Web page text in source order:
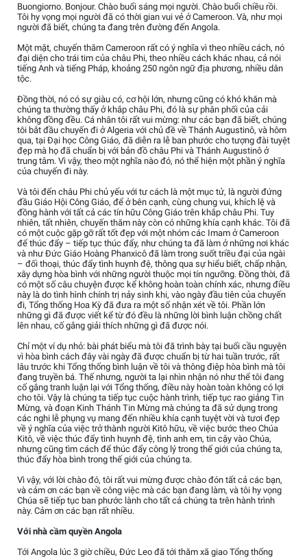
Buongiorno. Bonjour. Chào buổi sáng mọi người. Chào buổi chiều rồi.
Tôi hy vọng mọi người đã có thời gian vui vẻ ở Cameroon. Và, như mọi
người đã biết, chúng ta đang trên đường đến Angola.
Một mặt, chuyến thăm Cameroon rất có ý nghĩa vì theo nhiều cách, nó
đại diện cho trái tim của châu Phi, theo nhiều cách khác nhau, cả nói
tiếng Anh và tiếng Pháp, khoảng 250 ngôn ngữ địa phương, nhiều dân
tộc.
Đồng thời, nó có sự giàu có, cơ hội lớn, nhưng cũng có khó khăn mà
chúng ta thường thấy ở khắp châu Phi, đó là sự phân phối của cải
không đồng đều. Cá nhân tôi rất vui mừng: như các bạn đã biết, chúng
tôi bắt đầu chuyến đi ở Algeria với chủ đề về Thánh Augustinô, và hôm
qua, tại Đại học Công Giáo, đã diễn ra lễ ban phước cho tượng đài tuyệt
đẹp mà họ đã chuẩn bị với bản đồ châu Phi và Thánh Augustinô ở
trung tâm. Vì vậy, theo một nghĩa nào đó, nó thể hiện một phần ý nghĩa
của chuyến đi này.
Và tôi đến châu Phi chủ yếu với tư cách là một mục tử, là người đứng
đầu Giáo Hội Công Giáo, để ở bên cạnh, cùng chung vui, khích lệ và
đồng hành với tất cả các tín hữu Công Giáo trên khắp châu Phi. Tuy
nhiên, tất nhiên, chuyến thăm này còn có những khía cạnh khác. Tôi đã
có một cuộc gặp gỡ rất tốt đẹp với một nhóm các Imam ở Cameroon
để thúc đẩy – tiếp tục thúc đẩy, như chúng ta đã làm ở những nơi khác
và như Đức Giáo Hoàng Phanxicô đã làm trong suốt triều đại của ngài
– đối thoại, thúc đẩy tình huynh đệ, thông qua sự hiểu biết, chấp nhận,
xây dựng hòa bình với những người thuộc mọi tín ngưỡng. Đồng thời, đã
có một số câu chuyện được kể không hoàn toàn chính xác, nhưng điều
này là do tình hình chính trị nảy sinh khi, vào ngày đầu tiên của chuyến
đi, Tổng thống Hoa Kỳ đã đưa ra một số nhận xét về tôi. Phần lớn
những gì đã được viết kể từ đó đều là những lời bình luận chồng chất
lên nhau, cố gắng giải thích những gì đã được nói.
Chỉ một ví dụ nhỏ: bài phát biểu mà tôi đã trình bày tại buổi cầu nguyện
vì hòa bình cách đây vài ngày đã được chuẩn bị từ hai tuần trước, rất
lâu trước khi Tổng thống bình luận về tôi và thông điệp hòa bình mà tôi
đang truyền bá. Thế nhưng, người ta lại nhìn nhận nó như thể tôi đang
cố gắng tranh luận lại với Tổng thống, điều này hoàn toàn không có lợi
cho tôi. Vậy là chúng ta tiếp tục cuộc hành trình, tiếp tục rao giảng Tin
Mừng, và đoạn Kinh Thánh Tin Mừng mà chúng ta đã sử dụng trong
các nghi lễ phụng vụ mang đến nhiều khía cạnh tuyệt vời và tươi đẹp
về ý nghĩa của việc trở thành người Kitô hữu, về việc bước theo Chúa
Kitô, về việc thúc đẩy tình huynh đệ, tình anh em, tin cậy vào Chúa,
nhưng cũng tìm cách để thúc đẩy công lý trong thế giới của chúng ta,
thúc đẩy hòa bình trong thế giới của chúng ta.
Vì vậy, với lời chào đó, tôi rất vui mừng được chào đón tất cả các bạn,
và cảm ơn các bạn về công việc mà các bạn đang làm, và tôi hy vọng
Chúa sẽ tiếp tục ban phước lành cho tất cả chúng ta trên hành trình
này. Cảm ơn các bạn rất nhiều.
Với nhà cầm quyền Angola
Tới Angola lúc 3 giờ chiều, Đức Leo đã tới thăm xã giao Tổng thống